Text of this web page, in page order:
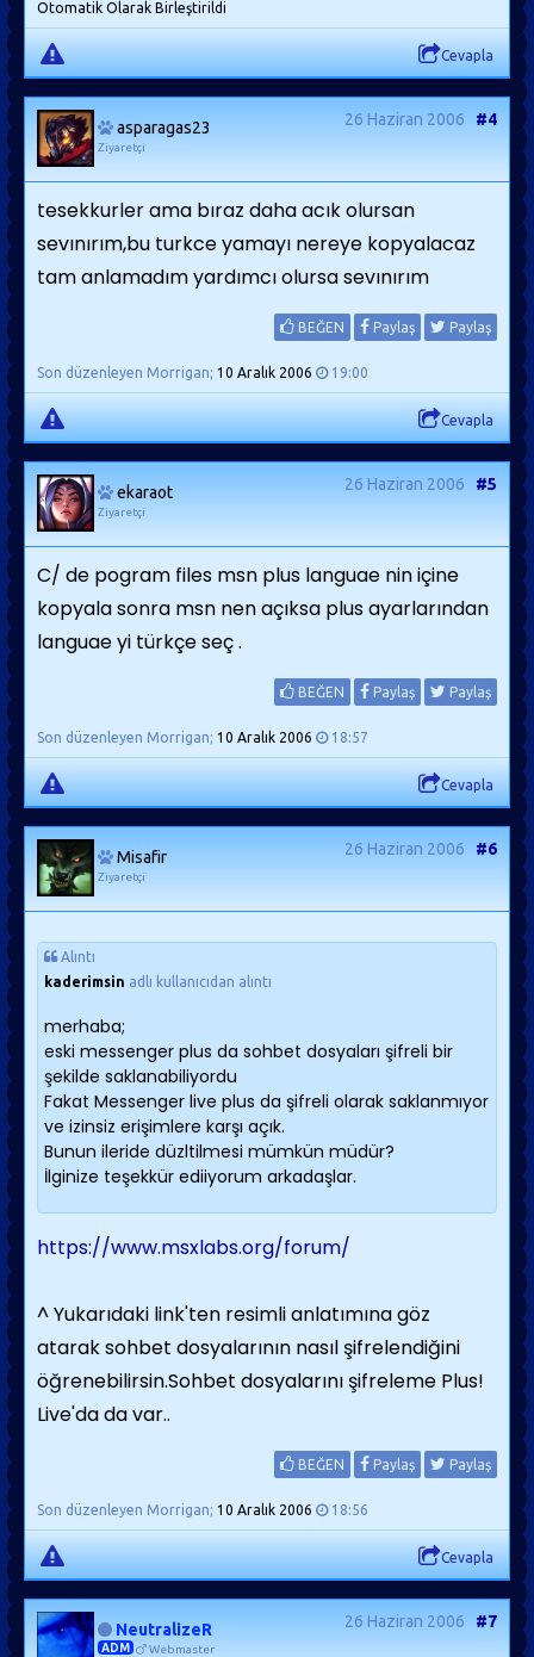
Otomatik Olarak Birleştirildi
Cevapla
asparagas23
Ziyaretçi
26 Haziran 2006 #4
tesekkurler ama bıraz daha acık olursan
sevınırım,bu turkce yamayı nereye kopyalacaz
tam anlamadım yardımcı olursa sevınırım
BEĞEN Paylaş Paylaş
Son düzenleyen Morrigan; 10 Aralık 2006 19:00
Cevapla
ekaraot
Ziyaretçi
26 Haziran 2006 #5
C/ de pogram files msn plus languae nin içine
kopyala sonra msn nen açıksa plus ayarlarından
languae yi türkçe seç .
BEĞEN Paylaş Paylaş
Son düzenleyen Morrigan; 10 Aralık 2006 18:57
Cevapla
Misafir
Ziyaretçi
26 Haziran 2006 #6
Alıntı
kaderimsin adlı kullanıcıdan alıntı
merhaba;
eski messenger plus da sohbet dosyaları şifreli bir
şekilde saklanabiliyordu
Fakat Messenger live plus da şifreli olarak saklanmıyor
ve izinsiz erişimlere karşı açık.
Bunun ileride düzltilmesi mümkün müdür?
İlginize teşekkür ediiyorum arkadaşlar.
https://www.msxlabs.org/forum/
^ Yukarıdaki link'ten resimli anlatımına göz
atarak sohbet dosyalarının nasıl şifrelendiğini
öğrenebilirsin.Sohbet dosyalarını şifreleme Plus!
Live'da da var..
BEĞEN Paylaş Paylaş
Son düzenleyen Morrigan; 10 Aralık 2006 18:56
Cevapla
NeutralizeR
ADM Webmaster
26 Haziran 2006 #7